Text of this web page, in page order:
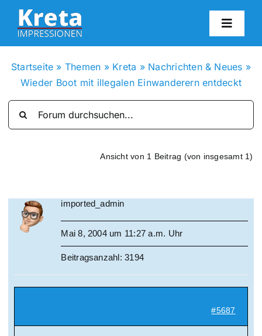
Zum
Inhalt
springen
Suche
Startseite » Themen » Kreta » Nachrichten & Neues »
Wieder Boot mit illegalen Einwanderern entdeckt
Ansicht von 1 Beitrag (von insgesamt 1)
imported_admin
Mai 8, 2004 um 11:27 a.m. Uhr
Beitragsanzahl: 3194
#5687